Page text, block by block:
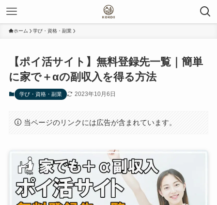
ホーム 学び・資格・副業
【ポイ活サイト】無料登録先一覧｜簡単
に家で＋αの副収入を得る方法
学び・資格・副業 2023年10月6日
当ページのリンクには広告が含まれています。